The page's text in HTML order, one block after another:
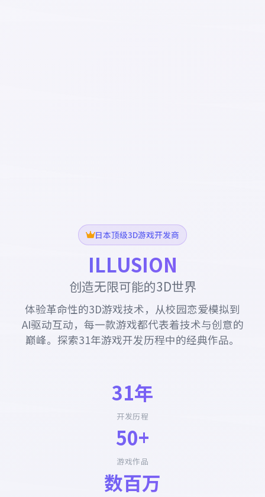
日本顶级3D游戏开发商
ILLUSION
创造无限可能的3D世界
体验革命性的3D游戏技术，从校园恋爱模拟到
AI驱动互动，每一款游戏都代表着技术与创意的
巅峰。探索31年游戏开发历程中的经典作品。
31年
开发历程
50+
游戏作品
数百万